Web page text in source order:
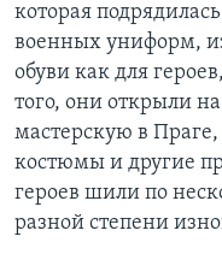
которая
военных униформ,
обуви как для
того, они открыли
мастерскую в
костюмы и другие
героев шили по
разной степени